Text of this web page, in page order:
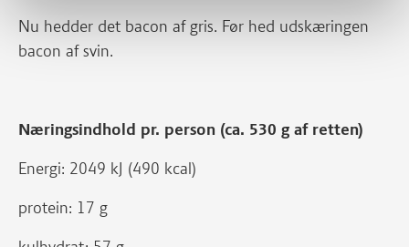
Nu hedder det bacon af gris. Før hed udskæringen
bacon af svin.
Næringsindhold pr. person (ca. 530 g af retten)
Energi: 2049 kJ (490 kcal)
protein: 17 g